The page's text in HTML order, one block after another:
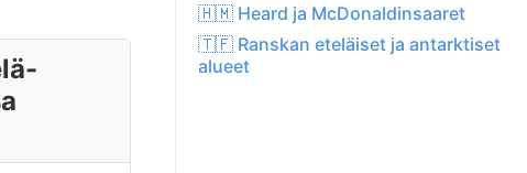
🇭🇲 Heard ja McDonaldinsaaret
🇹🇫 Ranskan eteläiset ja antarktiset
alueet